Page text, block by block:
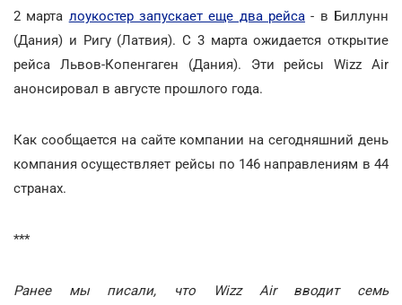
2 марта лоукостер запускает еще два рейса - в Биллунн
(Дания) и Ригу (Латвия). С 3 марта ожидается открытие
рейса Львов-Копенгаген (Дания). Эти рейсы Wizz Air
анонсировал в августе прошлого года.
Как сообщается на сайте компании на сегодняшний день
компания осуществляет рейсы по 146 направлениям в 44
странах.
***
Ранее мы писали, что Wizz Air вводит семь